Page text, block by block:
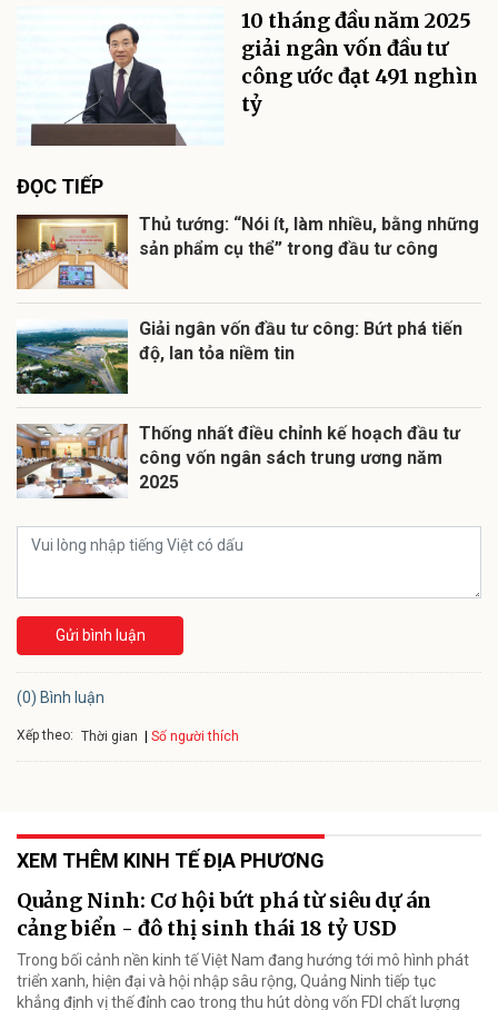
10 tháng đầu năm 2025
giải ngân vốn đầu tư
công ước đạt 491 nghìn
tỷ
ĐỌC TIẾP
Thủ tướng: “Nói ít, làm nhiều, bằng những
sản phẩm cụ thể” trong đầu tư công
Giải ngân vốn đầu tư công: Bứt phá tiến
độ, lan tỏa niềm tin
Thống nhất điều chỉnh kế hoạch đầu tư
công vốn ngân sách trung ương năm
2025
Gửi bình luận
(0) Bình luận
Xếp theo: Thời gian Số người thích
XEM THÊM KINH TẾ ĐỊA PHƯƠNG
Quảng Ninh: Cơ hội bứt phá từ siêu dự án
cảng biển - đô thị sinh thái 18 tỷ USD
Trong bối cảnh nền kinh tế Việt Nam đang hướng tới mô hình phát
triển xanh, hiện đại và hội nhập sâu rộng, Quảng Ninh tiếp tục
khẳng định vị thế đỉnh cao trong thu hút dòng vốn FDI chất lượng